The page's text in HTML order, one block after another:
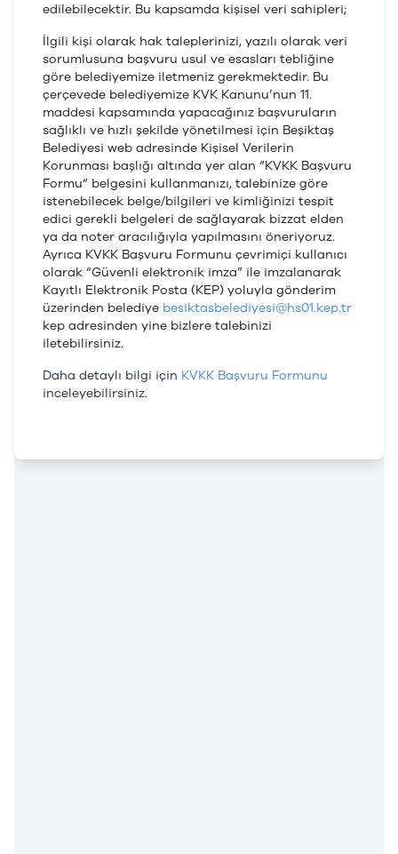
edilebilecektir. Bu kapsamda kişisel veri sahipleri;
İlgili kişi olarak hak taleplerinizi, yazılı olarak veri
sorumlusuna başvuru usul ve esasları tebliğine
göre belediyemize iletmeniz gerekmektedir. Bu
çerçevede belediyemize KVK Kanunu’nun 11.
maddesi kapsamında yapacağınız başvuruların
sağlıklı ve hızlı şekilde yönetilmesi için Beşiktaş
Belediyesi web adresinde Kişisel Verilerin
Korunması başlığı altında yer alan “KVKK Başvuru
Formu“ belgesini kullanmanızı, talebinize göre
istenebilecek belge/bilgileri ve kimliğinizi tespit
edici gerekli belgeleri de sağlayarak bizzat elden
ya da noter aracılığıyla yapılmasını öneriyoruz.
Ayrıca KVKK Başvuru Formunu çevrimiçi kullanıcı
olarak “Güvenli elektronik imza” ile imzalanarak
Kayıtlı Elektronik Posta (KEP) yoluyla gönderim
üzerinden belediye besiktasbelediyesi@hs01.kep.tr
kep adresinden yine bizlere talebinizi
iletebilirsiniz.
Daha detaylı bilgi için KVKK Başvuru Formunu
inceleyebilirsiniz.